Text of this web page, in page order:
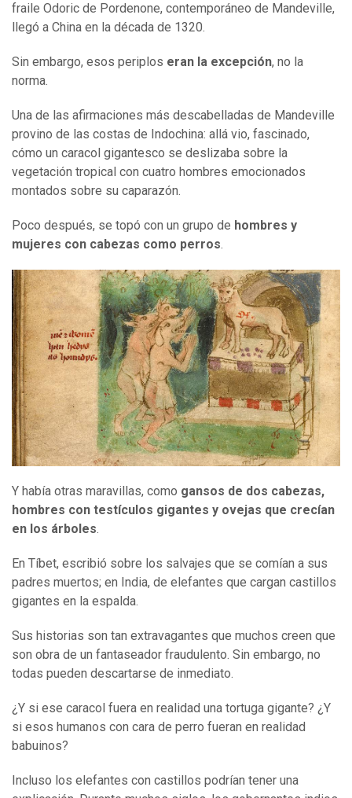
fraile Odoric de Pordenone, contemporáneo de Mandeville,
llegó a China en la década de 1320.
Sin embargo, esos periplos eran la excepción, no la
norma.
Una de las afirmaciones más descabelladas de Mandeville
provino de las costas de Indochina: allá vio, fascinado,
cómo un caracol gigantesco se deslizaba sobre la
vegetación tropical con cuatro hombres emocionados
montados sobre su caparazón.
Poco después, se topó con un grupo de hombres y
mujeres con cabezas como perros.
Y había otras maravillas, como gansos de dos cabezas,
hombres con testículos gigantes y ovejas que crecían
en los árboles.
En Tíbet, escribió sobre los salvajes que se comían a sus
padres muertos; en India, de elefantes que cargan castillos
gigantes en la espalda.
Sus historias son tan extravagantes que muchos creen que
son obra de un fantaseador fraudulento. Sin embargo, no
todas pueden descartarse de inmediato.
¿Y si ese caracol fuera en realidad una tortuga gigante? ¿Y
si esos humanos con cara de perro fueran en realidad
babuinos?
Incluso los elefantes con castillos podrían tener una